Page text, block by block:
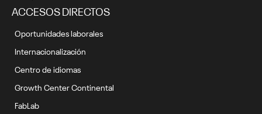
ACCESOS DIRECTOS
Oportunidades laborales
Internacionalización
Centro de idiomas
Growth Center Continental
FabLab